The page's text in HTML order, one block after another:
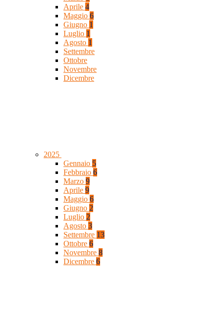
Aprile 4
Maggio 6
Giugno 1
Luglio 1
Agosto 1
Settembre
Ottobre
Novembre
Dicembre
2025
Gennaio 5
Febbraio 6
Marzo 9
Aprile 9
Maggio 6
Giugno 2
Luglio 2
Agosto 3
Settembre 13
Ottobre 6
Novembre 8
Dicembre 6